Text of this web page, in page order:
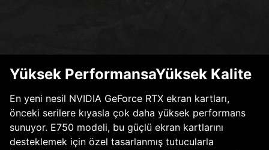
Yüksek PerformansaYüksek Kalite
En yeni nesil NVIDIA GeForce RTX ekran kartları,
önceki serilere kıyasla çok daha yüksek performans
sunuyor. E750 modeli, bu güçlü ekran kartlarını
desteklemek için özel tasarlanmış tutucularla